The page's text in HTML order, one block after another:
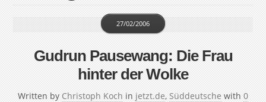
Gudrun Pausewang: Die Frau
hinter der Wolke
Written by Christoph Koch
27/02/2006
in jetzt.de, Süddeutsche with 0